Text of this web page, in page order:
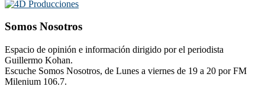
Somos Nosotros
Espacio de opinión e información dirigido por el periodista
Guillermo Kohan.
Escuche Somos Nosotros, de Lunes a viernes de 19 a 20 por FM
Milenium 106.7.